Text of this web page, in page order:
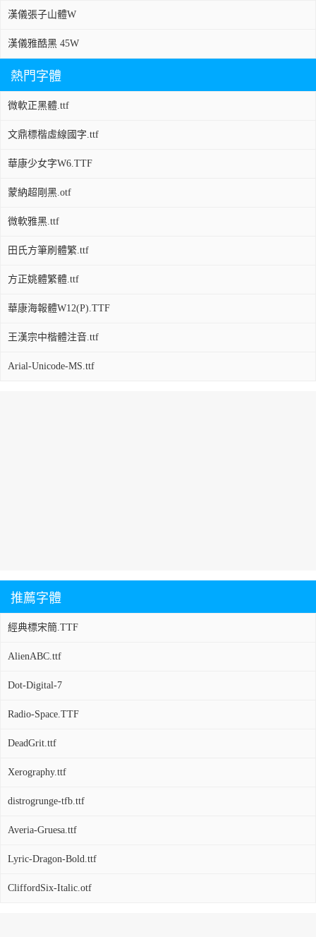
漢儀張子山體W
漢儀雅酷黑 45W
熱門字體
微軟正黑體.ttf
文鼎標楷虛線國字.ttf
華康少女字W6.TTF
蒙納超剛黑.otf
微軟雅黑.ttf
田氏方筆刷體繁.ttf
方正姚體繁體.ttf
華康海報體W12(P).TTF
王漢宗中楷體注音.ttf
Arial-Unicode-MS.ttf
推薦字體
經典標宋簡.TTF
AlienABC.ttf
Dot-Digital-7
Radio-Space.TTF
DeadGrit.ttf
Xerography.ttf
distrogrunge-tfb.ttf
Averia-Gruesa.ttf
Lyric-Dragon-Bold.ttf
CliffordSix-Italic.otf